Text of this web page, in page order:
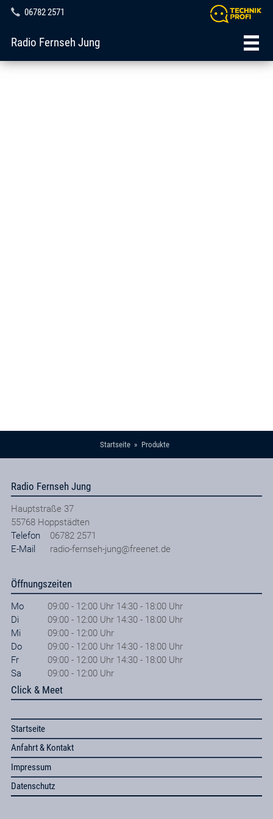
06782 2571
Radio Fernseh Jung
Startseite Produkte
Radio Fernseh Jung
Hauptstraße 37
55768 Hoppstädten
Telefon
06782 2571
E-Mail
radio-fernseh-jung@freenet.de
Öffnungszeiten
Mo
09:00 - 12:00 Uhr 14:30 - 18:00 Uhr
Di
09:00 - 12:00 Uhr 14:30 - 18:00 Uhr
Mi
09:00 - 12:00 Uhr
Do
09:00 - 12:00 Uhr 14:30 - 18:00 Uhr
Fr
09:00 - 12:00 Uhr 14:30 - 18:00 Uhr
Sa
09:00 - 12:00 Uhr
Click & Meet
Startseite
Anfahrt & Kontakt
Impressum
Datenschutz